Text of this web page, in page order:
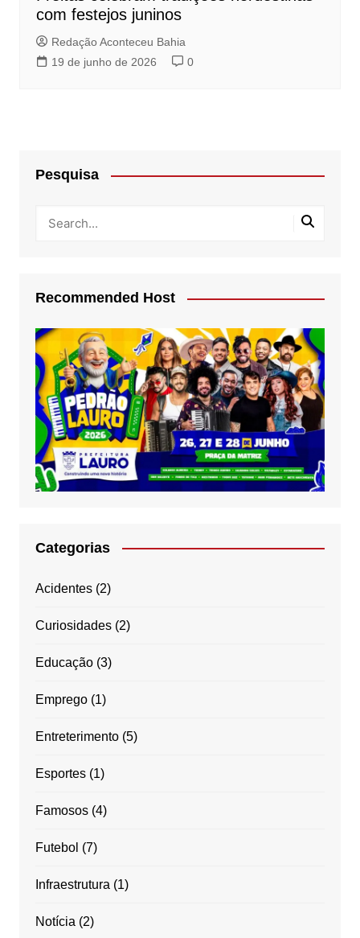
com festejos juninos
Redação Aconteceu Bahia
19 de junho de 2026
0
Pesquisa
Recommended Host
Categorias
Acidentes(2)
Curiosidades(2)
Educação(3)
Emprego(1)
Entreterimento(5)
Esportes(1)
Famosos(4)
Futebol (7)
Infraestrutura (1)
Notícia (2)